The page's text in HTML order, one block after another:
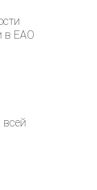
в ЕАО